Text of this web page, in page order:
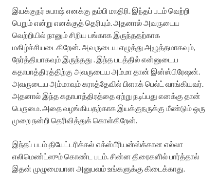
இயக்குநர் சுபாஷ் எனக்கு தம்பி மாதிரி. இந்தப் படம் வெற்றி
பெறும் என்று எனக்குத் தெரியும். அதனால் அவருடைய
வெற்றியில் நானும் சிறிய பங்காக இருந்ததற்காக
மகிழ்ச்சியடைகிறேன். அவருடைய எழுத்து அழுத்தமாகவும்,
நேர்த்தியாகவும் இருந்தது . இந்த படத்தில் என்னுடைய
கதாபாத்திரத்திற்கு அவருடைய அம்மா தான் இன்ஸ்பிரேஷன்.
அவருடைய அம்மாவும் கராத்தேவில் பிளாக் பெல்ட் வாங்கியவர்.
அதனால் இந்த கதாபாத்திரத்தை ஏற்று நடிப்பது எனக்கு தான்
பெருமை. அதை வழங்கியதற்காக இயக்குநருக்கு மீண்டும் ஒரு
முறை நன்றி தெரிவித்துக் கொள்கிறேன்.
இந்தப் படம் தியேட்டரிக்கல் எக்ஸ்பீரியன்ஸ்க்கான எல்லா
எலிமெண்ட்ஸும் கொண்ட படம். சின்ன திரைகளில் பார்த்தால்
இதன் முழுமையான அனுபவம் உங்களுக்கு கிடைக்காது.